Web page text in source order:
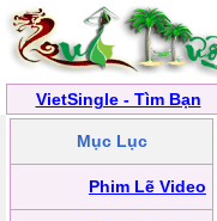
VietSingle - Tìm Bạn
Mục Lục
Phim Lẽ Video